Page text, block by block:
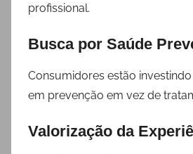
profissional.
Busca por Saúde
Consumidores estão
em prevenção em vez de
Valorização da